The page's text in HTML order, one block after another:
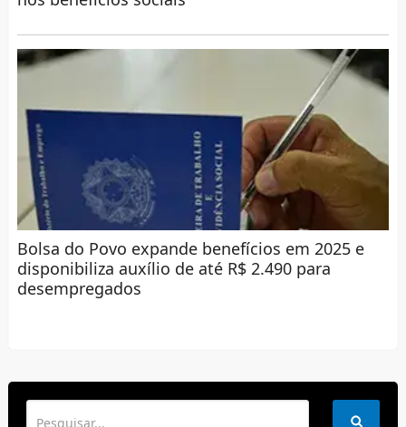
Bolsa do Povo expande benefícios em 2025 e
disponibiliza auxílio de até R$ 2.490 para
desempregados